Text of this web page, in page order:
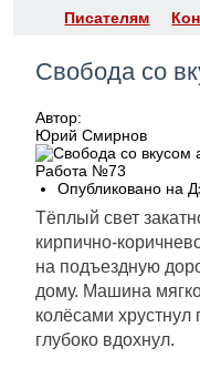
Писателям
Свобода со
Автор:
Юрий Смирнов
Работа №73
Опубликовано на
Тёплый свет
кирпично-
на подъездную
дому. Машина
колёсами хрустнул
глубоко вдохнул.